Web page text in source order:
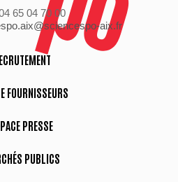
65 04 70 00
aix.fr
FOURNISSEURS
PRESSE
PUBLICS